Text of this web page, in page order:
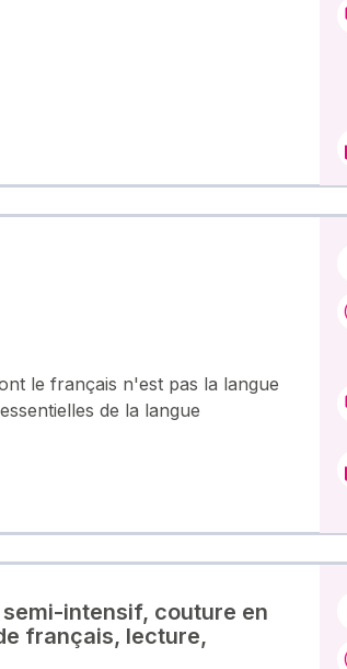
le français n'est pas la langue
de la langue
intensif, couture en
français, lecture,